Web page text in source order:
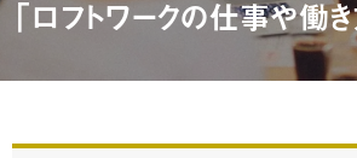
「ロフトワークの仕事や働